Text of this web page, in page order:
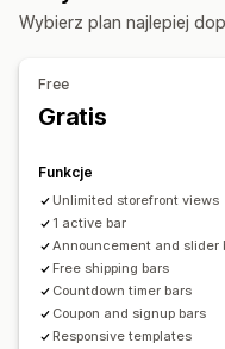
Strona produktu
Dostosowanie
Linki i przyciski
Emotikony
Responsywność na
Targetowanie
Targetowanie
Analizy i raporty
Pasek ogłoszeń
Resetowane po wizycie
Z czasem określonym
Typ licznika czasu
Codzienne okazje
Promocja ograniczona
Wydarzenie specjalne
Wybierz plan najlepiej
Free
Gratis
Funkcje
Unlimited storefront views
1 active bar
Announcement and slider
Free shipping bars
Countdown timer bars
Coupon and signup bars
Responsive templates